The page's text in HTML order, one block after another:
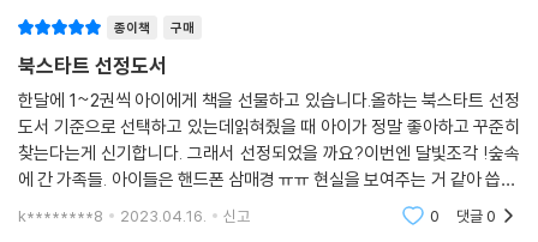
종이책 구매
북스타트 선정도서
한달에 1~2권씩 아이에게 책을 선물하고 있습니다.올햐는 북스타트 선정
도서 기준으로 선택하고 있는데읽혀줬을 때 아이가 정말 좋아하고 꾸준히
찾는다는게 신기합니다. 그래서 선정되었을 까요?이번엔 달빛조각 !숲속
에 간 가족들. 아이들은 핸드폰 삼매경 ㅠㅠ 현실을 보여주는 거 같아 씁쓸.
산책나가서도 핸드폰보면서 오는 아이들ㅜㅜ그러다가 만난 까만 숲속에
k********8 2023.04.16. 신고 0 댓글0